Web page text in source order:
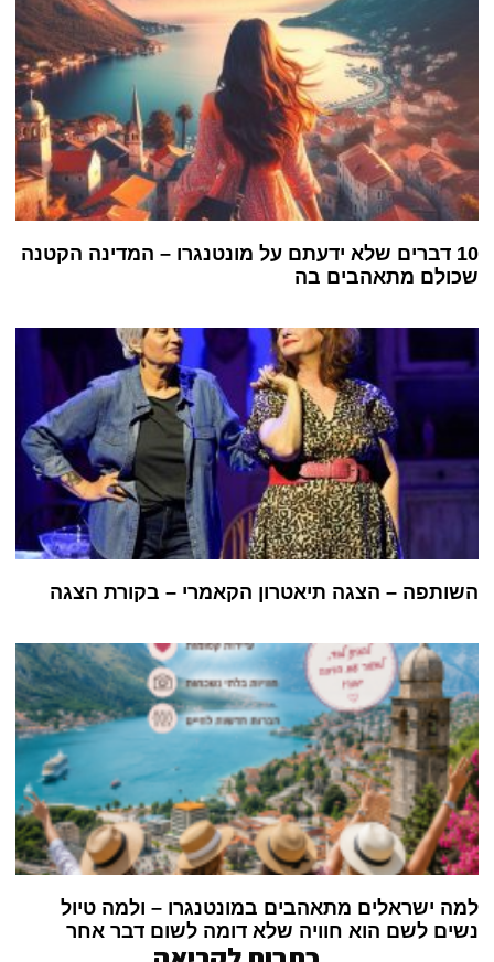
10 דברים שלא ידעתם על מונטנגרו – המדינה הקטנה
שכולם מתאהבים בה
השותפה – הצגה תיאטרון הקאמרי – בקורת הצגה
למה ישראלים מתאהבים במונטנגרו – ולמה טיול
נשים לשם הוא חוויה שלא דומה לשום דבר אחר